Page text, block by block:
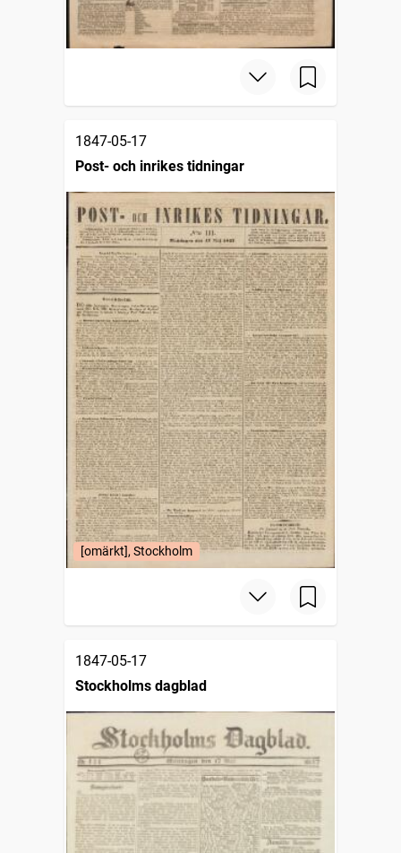
1847-05-17
Post- och inrikes tidningar
[omärkt], Stockholm
1847-05-17
Stockholms dagblad